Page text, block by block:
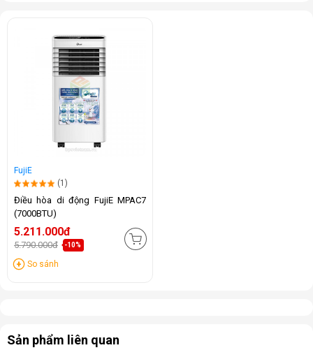
FujiE
(1)
Điều hòa di động FujiE MPAC7
(7000BTU)
5.211.000đ
5.790.000đ -10%
So sánh
Sản phẩm liên quan